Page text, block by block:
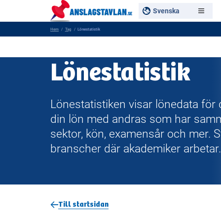
Svenska
Hem Tag Lönestatistik
Lönestatistik
Lönestatistiken visar lönedata
din lön med andras som har
sektor, kön, examensår och mer.
branscher där akademiker arbetar.
Till startsidan